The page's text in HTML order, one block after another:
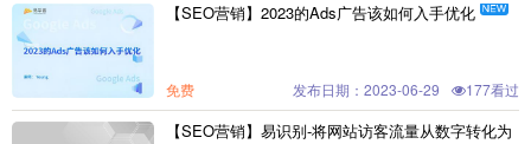
【SEO营销】2023的Ads广告该如何入手优化 
免费 发布日期：2023-06-29 177看过
【SEO营销】易识别-将网站访客流量从数字转化为